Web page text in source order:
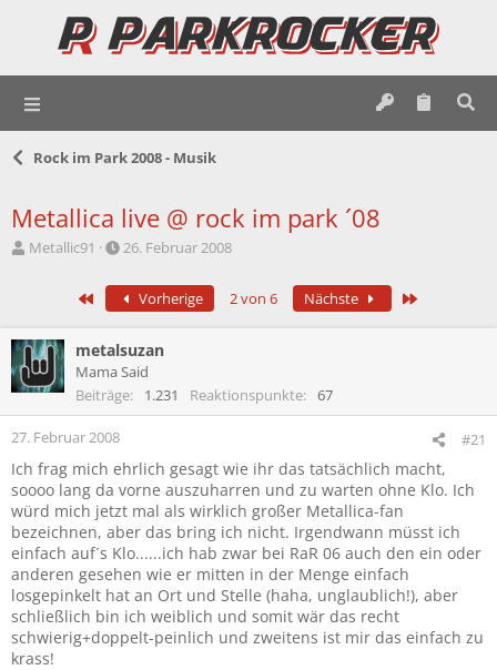
Rock im Park 2008 - Musik
Metallica live @ rock im park ´08
E
l
l
e
Metallic91
E
s
t
l
l
a
26. Februar 2008
Erste Vorherige 2 von 6 Nächste
metalsuzan
Mama Said
Beiträge
1.231 Reaktionspunkte 67
27. Februar 2008 #21
Ich frag mich ehrlich gesagt wie ihr das tatsächlich macht,
soooo lang da vorne auszuharren und zu warten ohne Klo. Ich
würd mich jetzt mal als wirklich großer Metallica-fan
bezeichnen, aber das bring ich nicht. Irgendwann müsst ich
einfach auf´s Klo......ich hab zwar bei RaR 06 auch den ein oder
anderen gesehen wie er mitten in der Menge einfach
losgepinkelt hat an Ort und Stelle (haha, unglaublich!), aber
schließlich bin ich weiblich und somit wär das recht
schwierig+doppelt-peinlich und zweitens ist mir das einfach zu
krass!